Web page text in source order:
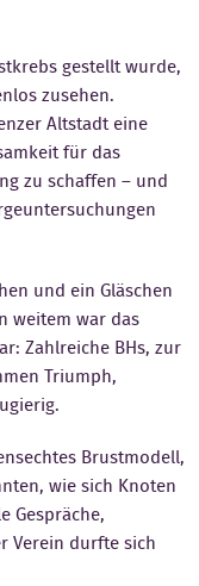
gestellt wurde,
zusehen.
Altstadt eine
für das
zu schaffen – und
und ein Gläschen
weitem war das
Zahlreiche BHs, zur
Triumph,
Brustmodell,
wie sich Knoten
Gespräche,
Verein durfte sich